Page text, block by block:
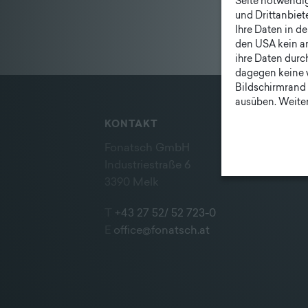
KONTAKT
Fonatsch GmbH
Industriestraße 6
+43 27 52/ 52 723-0
office@fonatsch.at
und
Ihre Daten in
den USA kein
ihre Daten
dagegen keine
ausüben.